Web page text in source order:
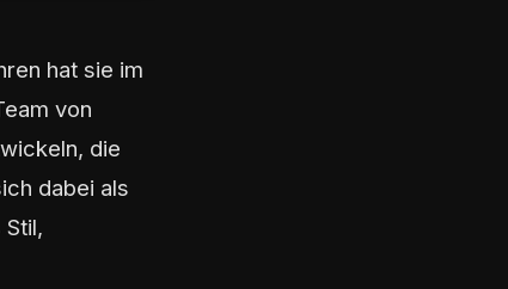
hat sie im
von
die
dabei als